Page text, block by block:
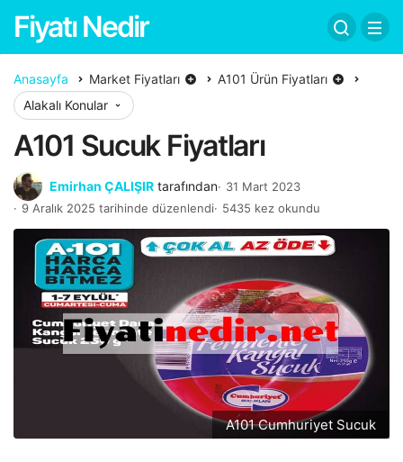
Fiyatı Nedir
Anasayfa Market Fiyatları
A101 Ürün Fiyatları
Alakalı Konular
A101 Sucuk Fiyatları
Emirhan ÇALIŞIR tarafından
31 Mart 2023
9 Aralık 2025 tarihinde düzenlendi
5435 kez okundu
A101 Cumhuriyet Sucuk